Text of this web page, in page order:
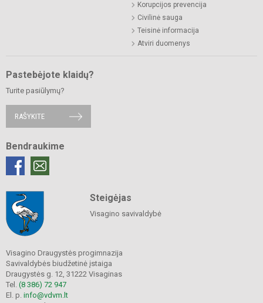
Korupcijos prevencija
Civilinė sauga
Teisinė informacija
Atviri duomenys
Pastebėjote klaidų?
Turite pasiūlymų?
RAŠYKITE
Bendraukime
Steigėjas
Visagino savivaldybė
Visagino Draugystės progimnazija
Savivaldybės biudžetinė įstaiga
Draugystės g. 12, 31222 Visaginas
Tel. (8 386) 72 947
El. p. info@vdvm.lt